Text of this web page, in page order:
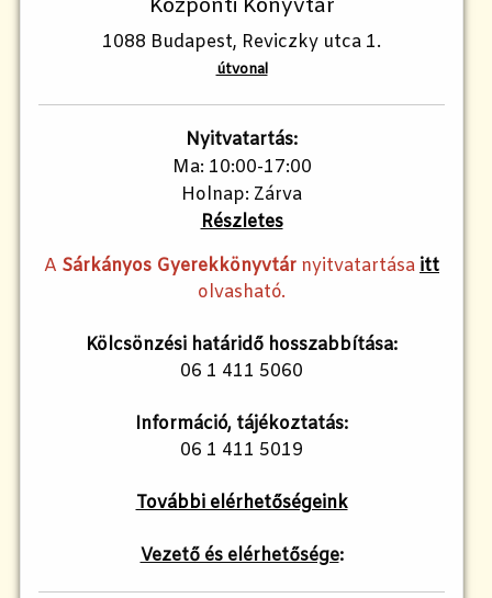
Központi Könyvtár
1088 Budapest, Reviczky utca 1.
útvonal
Nyitvatartás:
Ma: 10:00-17:00
Holnap: Zárva
Részletes
A Sárkányos Gyerekkönyvtár nyitvatartása itt
olvasható.
Kölcsönzési határidő hosszabbítása:
06 1 411 5060
Információ, tájékoztatás:
06 1 411 5019
További elérhetőségeink
Vezető és elérhetősége: